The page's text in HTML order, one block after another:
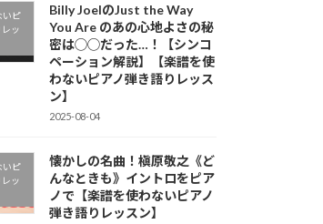
いピ
ッ
Billy JoelのJust the Way
You Are のあの心地よさの秘
密は◯◯だった…！【シンコ
ペーション解説】【楽譜を使
わないピアノ弾き語りレッス
ン】
2025-08-04
いピ
ッ
懐かしの名曲！槇原敬之《ど
んなときも》イントロをピア
ノで【楽譜を使わないピアノ
弾き語りレッスン】